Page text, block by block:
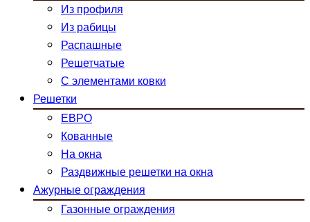
Из профиля
Из рабицы
Распашные
Решетчатые
С элементами ковки
Решетки
ЕВРО
Кованные
На окна
Раздвижные решетки на окна
Ажурные ограждения
Газонные ограждения